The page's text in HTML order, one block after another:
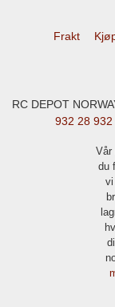
Frakt
RC DEPOT
932 28 932
Vår
du
vi